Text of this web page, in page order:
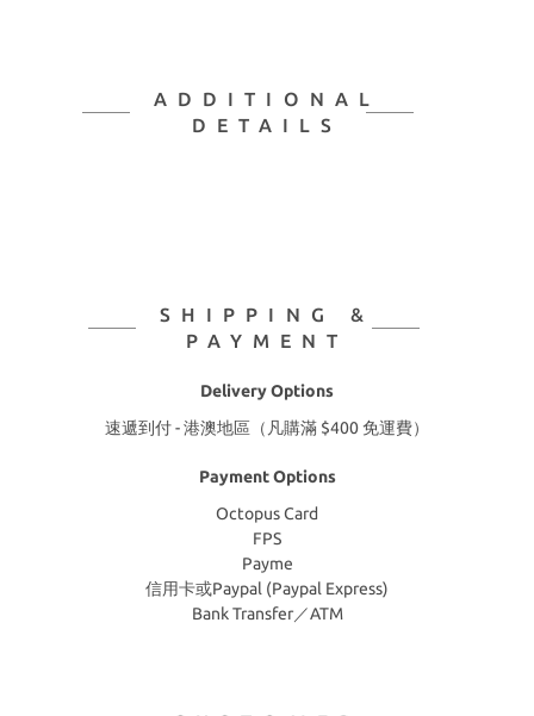
ADDITIONAL
DETAILS
SHIPPING &
PAYMENT
Delivery Options
速遞到付 - 港澳地區（凡購滿 $400 免運費）
Payment Options
Octopus Card
FPS
Payme
信用卡或Paypal (Paypal Express)
Bank Transfer／ATM